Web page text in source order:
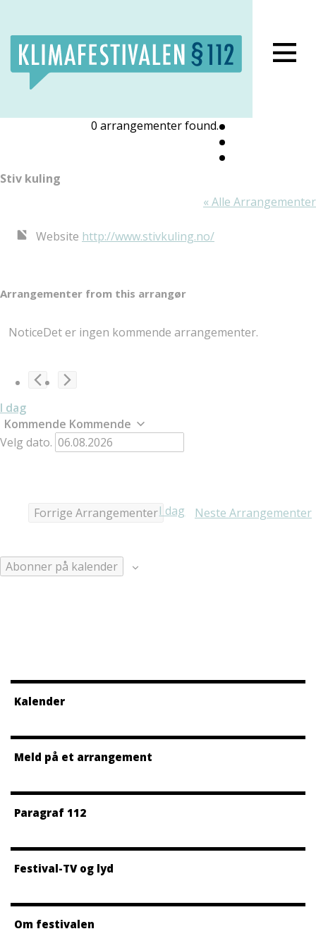
Lukk meny
0 arrangementer found.
Stiv kuling
« Alle Arrangementer
Website http://www.stivkuling.no/
Arrangementer from this arrangør
NoticeDet er ingen kommende arrangementer.
I dag
Kommende Kommende
Velg dato.
Forrige ArrangementerI dag Neste Arrangementer
Abonner på kalender
Kalender
Meld på et arrangement
Paragraf 112
Festival-TV og lyd
Om festivalen